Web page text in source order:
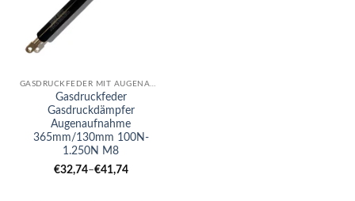
GASDRUCKFEDER MIT AUGENAUFNAHME
Gasdruckfeder
Gasdruckdämpfer
Augenaufnahme
365mm/130mm 100N-
1.250N M8
€32,74–€41,74